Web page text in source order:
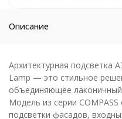
Описание
Архитектурная подсветка
Lamp — это стильное
объединяющее
Модель из серии
подсветки фасадов,